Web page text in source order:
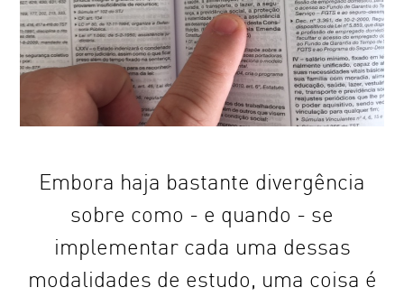
Embora haja bastante divergência
sobre como - e quando - se
implementar cada uma dessas
modalidades de estudo, uma coisa é